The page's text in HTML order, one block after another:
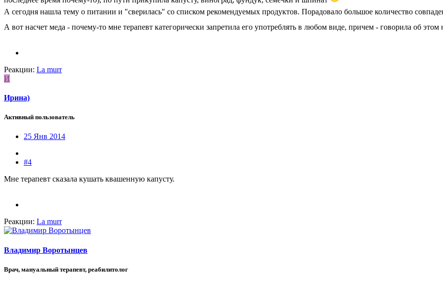
А сегодня нашла тему о питании и "сверилась" со списком рекомендуемых продуктов. Порадовало большое количество
А вот насчет меда - почему-то мне терапевт категорически запретила его употреблять в любом виде, причем - говорила об этом
Реакции: La murr
И
Ирина)
Активный пользователь
25 Янв 2014
#4
Мне терапевт сказала кушать квашенную капусту.
Реакции: La murr
Владимир Воротынцев
Врач, мануальный терапевт, реабилитолог